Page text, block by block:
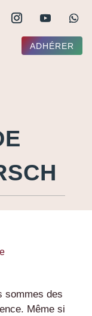
ADHÉRER
sommes des
Même si